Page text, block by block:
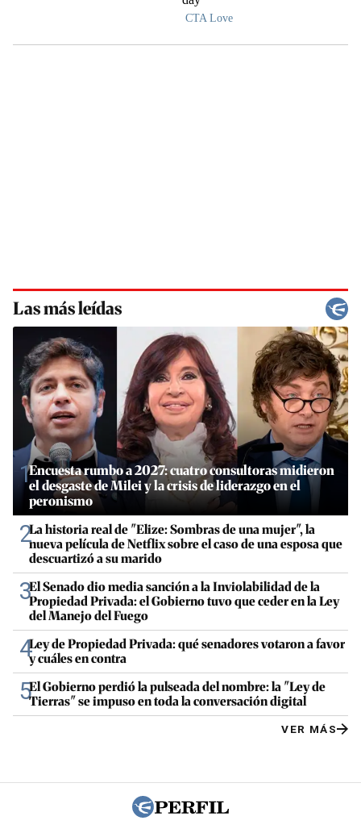
Las más leídas
1Encuesta rumbo a 2027: cuatro consultoras midieron
el desgaste de Milei y la crisis de liderazgo en el
peronismo
2La historia real de "Elize: Sombras de una mujer", la
nueva película de Netflix sobre el caso de una esposa que
descuartizó a su marido
3El Senado dio media sanción a la Inviolabilidad de la
Propiedad Privada: el Gobierno tuvo que ceder en la Ley
del Manejo del Fuego
4Ley de Propiedad Privada: qué senadores votaron a favor
y cuáles en contra
5El Gobierno perdió la pulseada del nombre: la "Ley de
Tierras" se impuso en toda la conversación digital
VER MÁS